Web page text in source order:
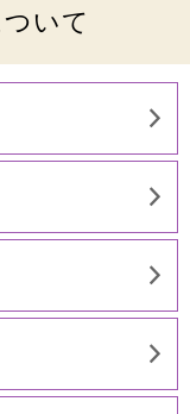
いて